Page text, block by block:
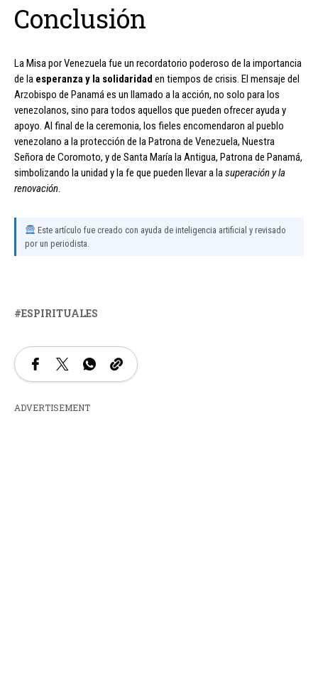
Conclusión
La Misa por Venezuela fue un recordatorio poderoso de la importancia
de la esperanza y la solidaridad en tiempos de crisis. El mensaje del
Arzobispo de Panamá es un llamado a la acción, no solo para los
venezolanos, sino para todos aquellos que pueden ofrecer ayuda y
apoyo. Al final de la ceremonia, los fieles encomendaron al pueblo
venezolano a la protección de la Patrona de Venezuela, Nuestra
Señora de Coromoto, y de Santa María la Antigua, Patrona de Panamá,
simbolizando la unidad y la fe que pueden llevar a lasuperación y la
renovación.
Este artículo fue creado con ayuda de inteligencia artificial y revisado
por un periodista.
ESPIRITUALES
ADVERTISEMENT